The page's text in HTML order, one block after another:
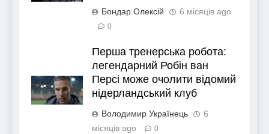
Бондар Олексій 6 місяців ago
0
Перша тренерська робота:
легендарний Робін ван
Персі може очолити відомий
нідерландський клуб
Володимир Українець
6
місяців ago
0